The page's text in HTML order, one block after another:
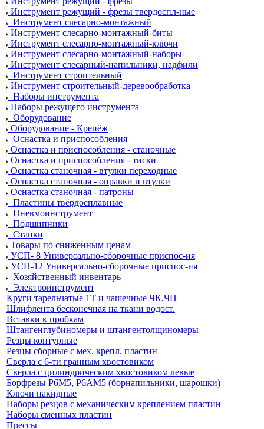
Инструмент режущий - фрезы твердоспл-ные
Инструмент слесарно-монтажный
Инструмент слесарно-монтажный-биты
Инструмент слесарно-монтажный-ключи
Инструмент слесарно-монтажный-наборы
Инструмент слесарный-напильники, надфили
Инструмент строительный
Инструмент строительный-деревообработка
Наборы инструмента
Наборы режущего инструмента
Оборудование
Оборудование - Крепёж
Оснастка и приспособления
Оснастка и приспособления - станочные
Оснастка и приспособления - тиски
Оснастка станочная - втулки переходные
Оснастка станочная - оправки и втулки
Оснастка станочная - патроны
Пластины твёрдосплавные
Пневмоинструмент
Подшипники
Станки
Товары по сниженным ценам
УСП- 8 Универсально-сборочные приспос-ия
УСП-12 Универсально-сборочные приспос-ия
Хозяйственный инвентарь
Электроинструмент
Круги тарельчатые 1Т и чашечные ЧК,ЧЦ
Шлифлента бесконечная на ткани водост.
Вставки к пробкам
Штангенглубиномеры и штангентолщиномеры
Резцы контурные
Резцы сборные с мех. крепл. пластин
Сверла с 6-ти гранным хвостовиком
Сверла с цилиндрическим хвостовиком левые
Борфрезы Р6М5, Р6АМ5 (борнапильники, шарошки)
Ключи накидные
Наборы резцов с механическим креплением пластин
Наборы сменных пластин
Прессы